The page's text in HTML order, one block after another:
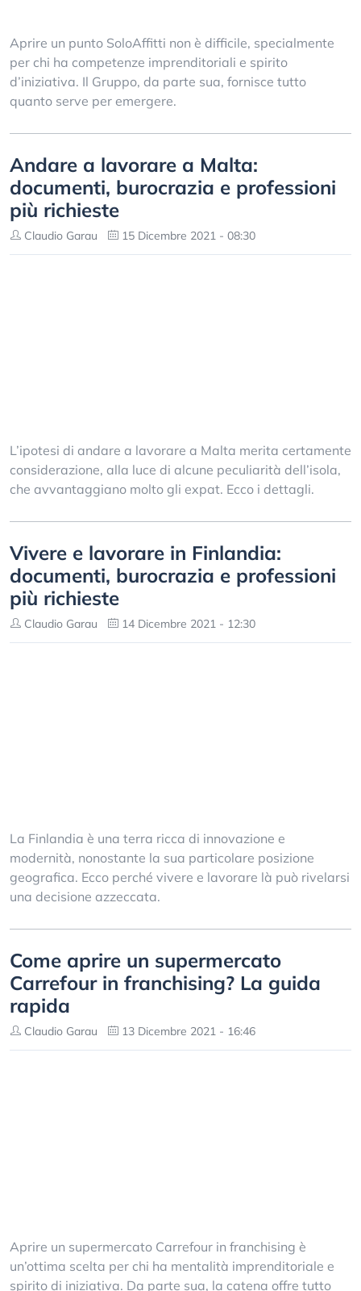
Aprire un punto SoloAffitti non è difficile, specialmente
per chi ha competenze imprenditoriali e spirito
d’iniziativa. Il Gruppo, da parte sua, fornisce tutto
quanto serve per emergere.
Andare a lavorare a Malta:
documenti, burocrazia e professioni
più richieste
Claudio Garau 15 Dicembre 2021 - 08:30
L’ipotesi di andare a lavorare a Malta merita certamente
considerazione, alla luce di alcune peculiarità dell’isola,
che avvantaggiano molto gli expat. Ecco i dettagli.
Vivere e lavorare in Finlandia:
documenti, burocrazia e professioni
più richieste
Claudio Garau 14 Dicembre 2021 - 12:30
La Finlandia è una terra ricca di innovazione e
modernità, nonostante la sua particolare posizione
geografica. Ecco perché vivere e lavorare là può rivelarsi
una decisione azzeccata.
Come aprire un supermercato
Carrefour in franchising? La guida
rapida
Claudio Garau 13 Dicembre 2021 - 16:46
Aprire un supermercato Carrefour in franchising è
un’ottima scelta per chi ha mentalità imprenditoriale e
spirito di iniziativa. Da parte sua, la catena offre tutto